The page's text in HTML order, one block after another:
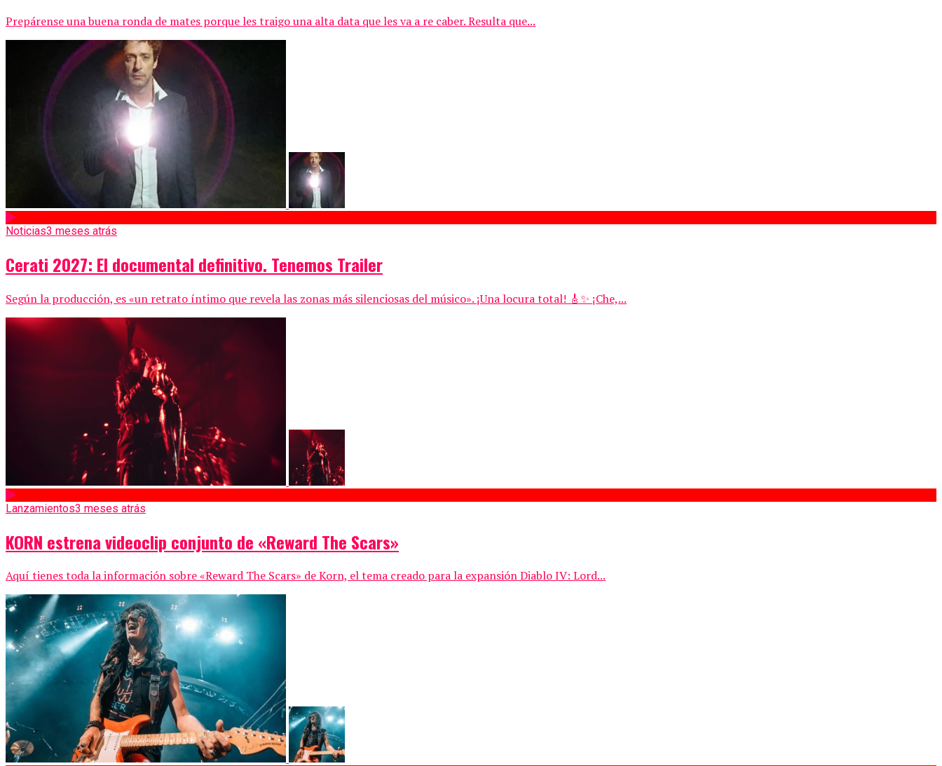
Prepárense una buena ronda de mates porque les traigo una alta data que les va a re caber. Resulta que...
Noticias3 meses atrás
Cerati 2027: El documental definitivo. Tenemos Trailer
Según la producción, es «un retrato íntimo que revela las zonas más silenciosas del músico». ¡Una locura total! 🎸✨ ¡Che,...
Lanzamientos3 meses atrás
KORN estrena videoclip conjunto de «Reward The Scars»
Aquí tienes toda la información sobre «Reward The Scars» de Korn, el tema creado para la expansión Diablo IV: Lord...